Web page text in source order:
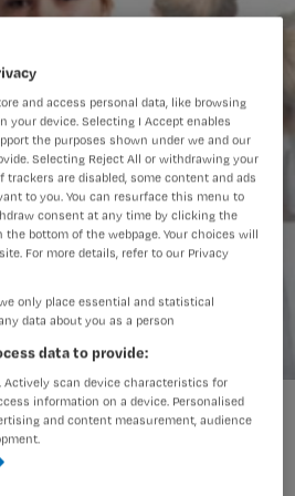
gediscrimineerd
and access personal data, like browsing
your device. Selecting I Accept enables
the purposes shown under we and our
Selecting Reject All or withdrawing your
are disabled, some content and ads
to you. You can resurface this menu to
consent at any time by clicking the
the bottom of the webpage. Your choices will
For more details, refer to our Privacy
only place essential and statistical
data about you as a person
data to provide:
Actively scan device characteristics for
information on a device. Personalised
and content measurement, audience